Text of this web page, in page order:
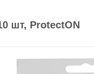
шт, ProtectON